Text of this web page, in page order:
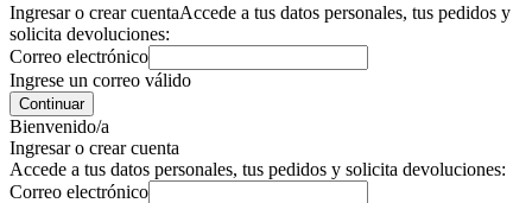
Ingresar o crear cuentaAccede a tus datos personales, tus pedidos y
solicita devoluciones:
Correo electrónico
Ingrese un correo válido
Continuar
Bienvenido/a
Ingresar o crear cuenta
Accede a tus datos personales, tus pedidos y solicita devoluciones:
Correo electrónico